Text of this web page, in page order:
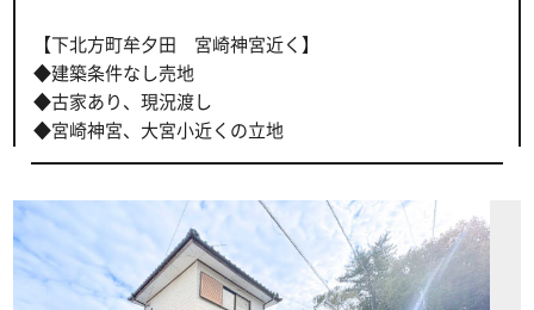
【下北方町牟夕田 宮崎神宮近く】
◆建築条件なし売地
◆古家あり、現況渡し
◆宮崎神宮、大宮小近くの立地